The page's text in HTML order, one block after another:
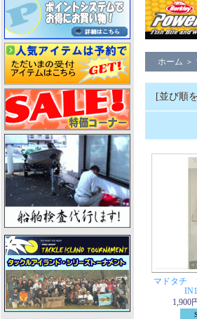
ホーム ＞
[並び順
マドタチ
1,900